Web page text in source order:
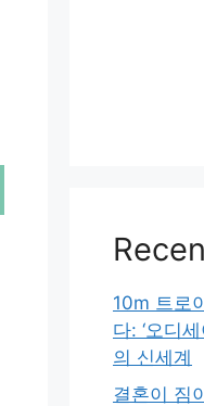
10m 트로
다: ‘오디
의 신세계
결혼이 짐